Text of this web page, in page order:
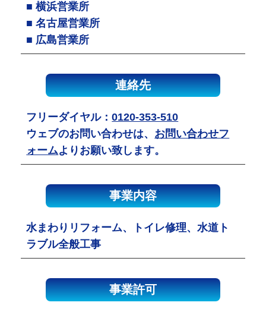
■ 横浜営業所
■ 名古屋営業所
■ 広島営業所
連絡先
フリーダイヤル：0120-353-510
ウェブのお問い合わせは、 お問い合わせフ
ォームよりお願い致します。
事業内容
水まわりリフォーム、トイレ修理、水道ト
ラブル全般工事
事業許可